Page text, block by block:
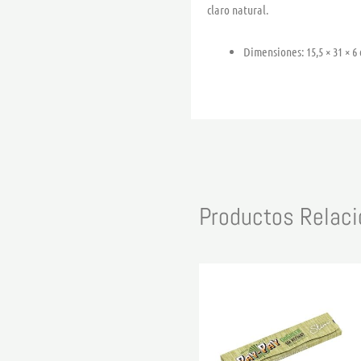
claro natural.
Dimensiones: 15,5 × 31 × 6
Productos